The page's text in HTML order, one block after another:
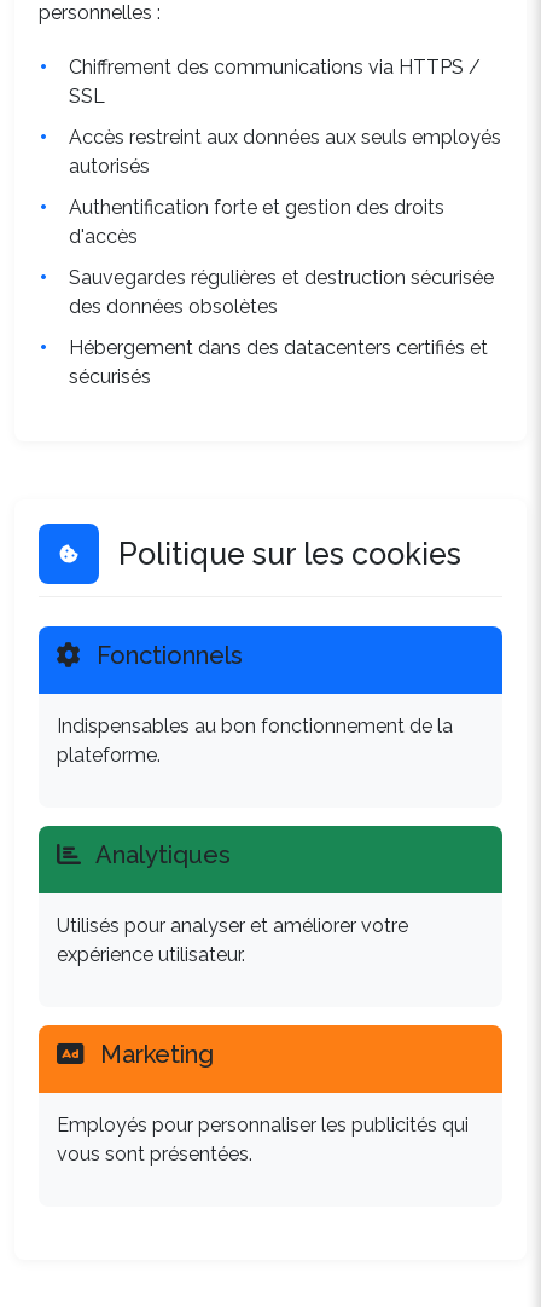
personnelles :
Chiffrement des communications via HTTPS /
SSL
Accès restreint aux données aux seuls employés
autorisés
Authentification forte et gestion des droits
d'accès
Sauvegardes régulières et destruction sécurisée
des données obsolètes
Hébergement dans des datacenters certifiés et
sécurisés
Politique sur les cookies
Fonctionnels
Indispensables au bon fonctionnement de la
plateforme.
Analytiques
Utilisés pour analyser et améliorer votre
expérience utilisateur.
Marketing
Employés pour personnaliser les publicités qui
vous sont présentées.